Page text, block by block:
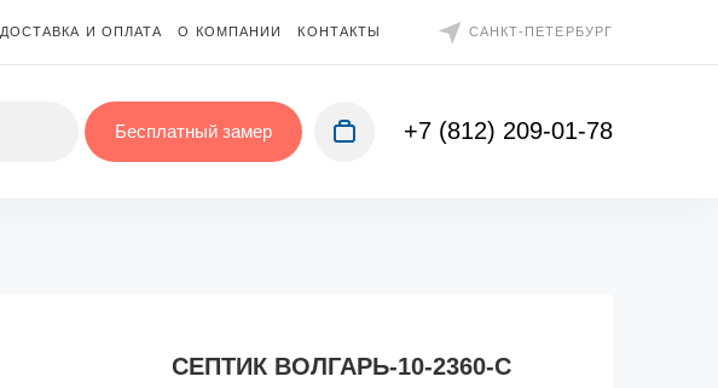
ДОСТАВКА И ОПЛАТА О КОМПАНИИ КОНТАКТЫ САНКТ-ПЕТЕРБУРГ
Бесплатный замер +7 (812) 209-01-78
СЕПТИК ВОЛГАРЬ-10-2360-С